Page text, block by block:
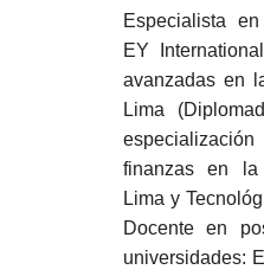
Especialista
EY
avanzadas en
Lima
finanzas en la
Lima y
Docente en
universidades: